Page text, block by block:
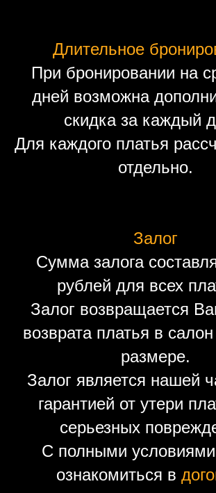
Длительное
При бронировании на
дней возможна
скидка за каждый
Для каждого платья
отдельно.
Залог
Сумма залога
рублей для всех
Залог возвращается
возврата платья в
размере.
Залог является нашей
гарантией от утери
серьезных
С полными
ознакомиться в